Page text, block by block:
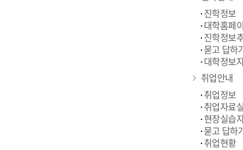
진학정보
대학홈페
진학정보
묻고 답하
대학정보
취업안내
취업정보
취업자료실
현장실습
묻고 답하
취업현황